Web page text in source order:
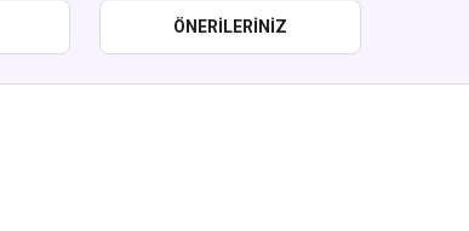
ÖNERILERINIZ